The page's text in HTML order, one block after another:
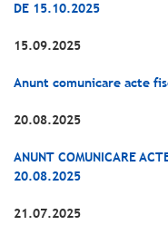
DE 15.10.2025
15.09.2025
Anunt comunicare acte
20.08.2025
ANUNT COMUNICARE
20.08.2025
21.07.2025